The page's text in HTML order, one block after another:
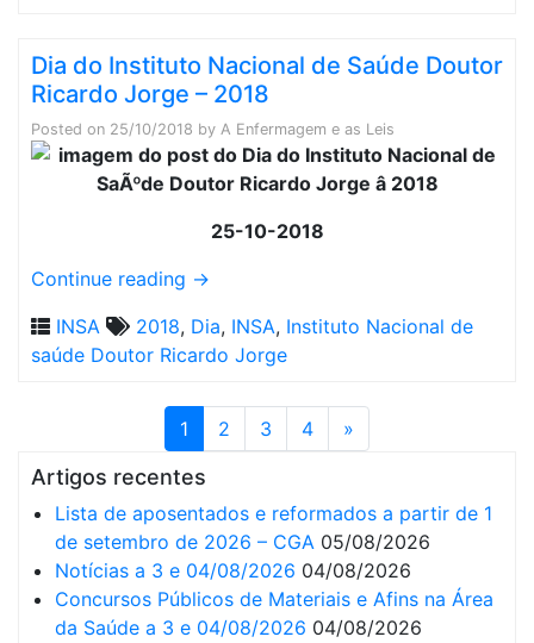
Dia do Instituto Nacional de Saúde Doutor
Ricardo Jorge – 2018
Posted on 25/10/2018 by A Enfermagem e as Leis
25-10-2018
Continue reading →
INSA
2018, Dia, INSA, Instituto Nacional de
saúde Doutor Ricardo Jorge
1 2 3 4 »
Artigos recentes
Lista de aposentados e reformados a partir de 1
de setembro de 2026 – CGA 05/08/2026
Notícias a 3 e 04/08/2026 04/08/2026
Concursos Públicos de Materiais e Afins na Área
da Saúde a 3 e 04/08/2026 04/08/2026